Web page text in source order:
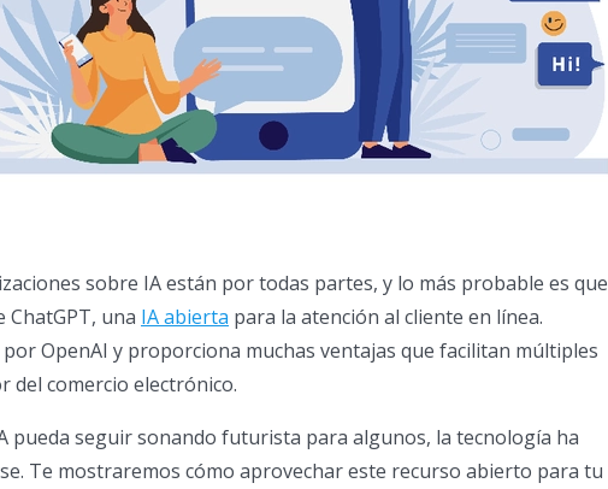
sobre IA están por todas partes, y lo más probable es que
ChatGPT, una IA abierta para la atención al cliente en línea.
por OpenAI y proporciona muchas ventajas que facilitan múltiples
del comercio electrónico.
pueda seguir sonando futurista para algunos, la tecnología ha
Te mostraremos cómo aprovechar este recurso abierto para tu